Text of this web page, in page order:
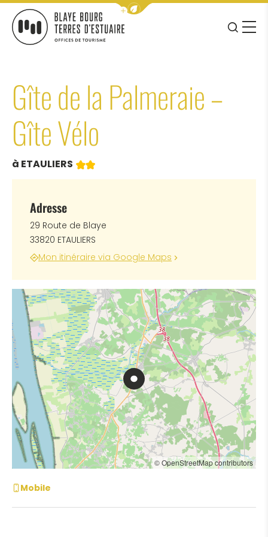
Afficher la barre de navigation
JE
MENU
Gîte de la Palmeraie –
Gîte Vélo
à ETAULIERS 2 étoiles
Adresse
29 Route de Blaye
33820 ETAULIERS
Mon itinéraire via Google Maps
© OpenStreetMap contributors
Mobile